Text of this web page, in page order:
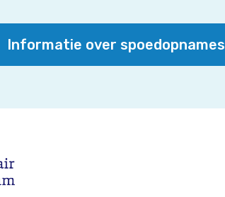
Informatie over spoedopnames